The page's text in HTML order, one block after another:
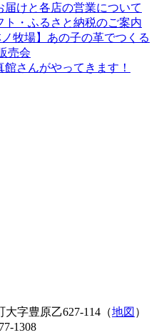
届けと各店の営業について
ト・ふるさと納税のご案内
ノ牧場】あの子の革でつくる
売会
さんがやってきます！
大字豊原乙627-114（地図 ）
1308